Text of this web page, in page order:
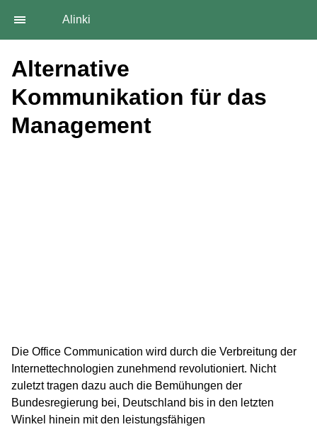
Alinki
Alternative
Kommunikation für das
Management
Die Office Communication wird durch die Verbreitung der
Internettechnologien zunehmend revolutioniert. Nicht
zuletzt tragen dazu auch die Bemühungen der
Bundesregierung bei, Deutschland bis in den letzten
Winkel hinein mit den leistungsfähigen